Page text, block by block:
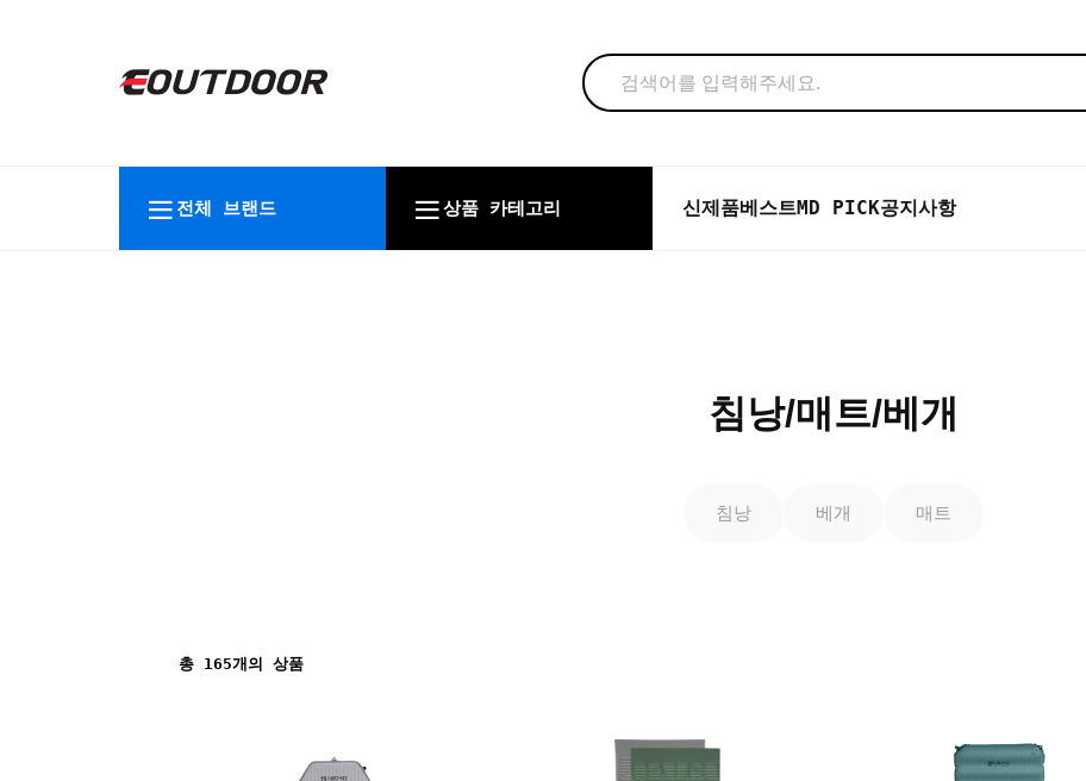
전체 브랜드 상품 카테고리 신제품베스트MD PICK공지사항
침낭/매트/베개
침낭 베개 매트
총 165개의 상품